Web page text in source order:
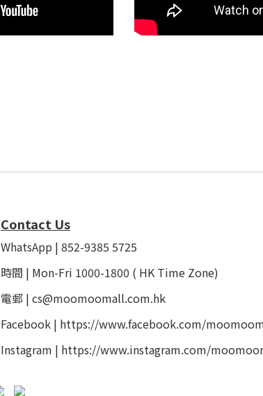
Contact Us
WhatsApp | 852-9385 5725
時間 | Mon-Fri 1000-1800 ( HK Time Zone)
電郵 | cs@moomoomall.com.hk
Facebook | https://www.facebook.com/
Instagram | https://www.instagram.com/